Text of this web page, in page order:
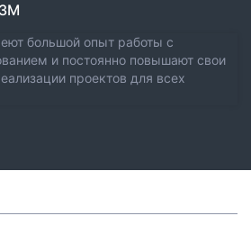
большой опыт работы с
и постоянно повышают свои
проектов для всех